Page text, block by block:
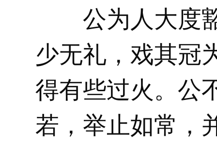
公为人大度豁
少无礼，戏其冠
得有些过火。公
若，举止如常，